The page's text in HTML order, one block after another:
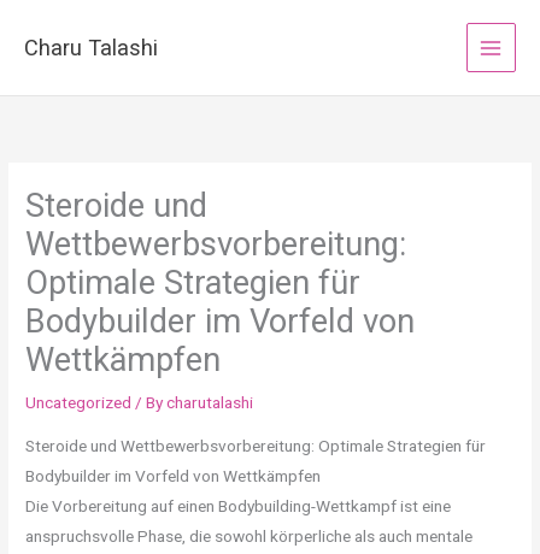
Charu Talashi
Steroide und
Wettbewerbsvorbereitung:
Optimale Strategien für
Bodybuilder im Vorfeld von
Wettkämpfen
Uncategorized / Bycharutalashi
Steroide und Wettbewerbsvorbereitung: Optimale Strategien für
Bodybuilder im Vorfeld von Wettkämpfen
Die Vorbereitung auf einen Bodybuilding-Wettkampf ist eine
anspruchsvolle Phase, die sowohl körperliche als auch mentale